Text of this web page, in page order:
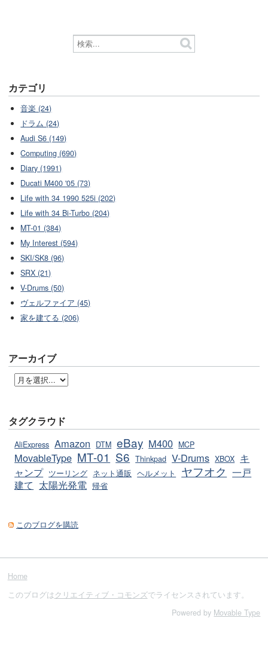
カテゴリ
音楽 (24)
ドラム (24)
Audi S6 (149)
Computing (690)
Diary (1991)
Ducati M400 '05 (73)
Life with 34 1990 525i (202)
Life with 34 Bi-Turbo (204)
MT-01 (384)
My Interest (594)
SKI/SK8 (96)
SRX (21)
V-Drums (50)
ヴェルファイア (45)
家を建てる (206)
アーカイブ
タグクラウド
AliExpress Amazon DTM eBay M400 MCP
MovableType MT-01 S6 Thinkpad V-Drums XBOX キ
ャンプ ツーリング ネット通販 ヘルメット ヤフオク 一戸
建て 太陽光発電 帰省
このブログを購読
Home
このブログはクリエイティブ・コモンズでライセンスされています。
Powered by Movable Type